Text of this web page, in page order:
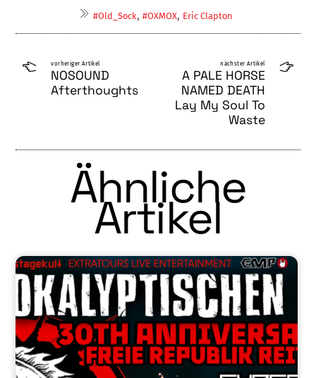
#Old_Sock, #OXMOX, Eric Clapton
vorheriger Artikel
NOSOUND
Afterthoughts
nächster Artikel
A PALE HORSE
NAMED DEATH
Lay My Soul To
Waste
Ähnliche
Artikel